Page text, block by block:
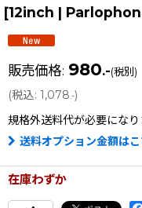
[12inch |
販売価格: 980.-(税別)
(税込: 1,078.-)
規格外送料代が必要になり
送料オプション金額はこ
在庫わずか